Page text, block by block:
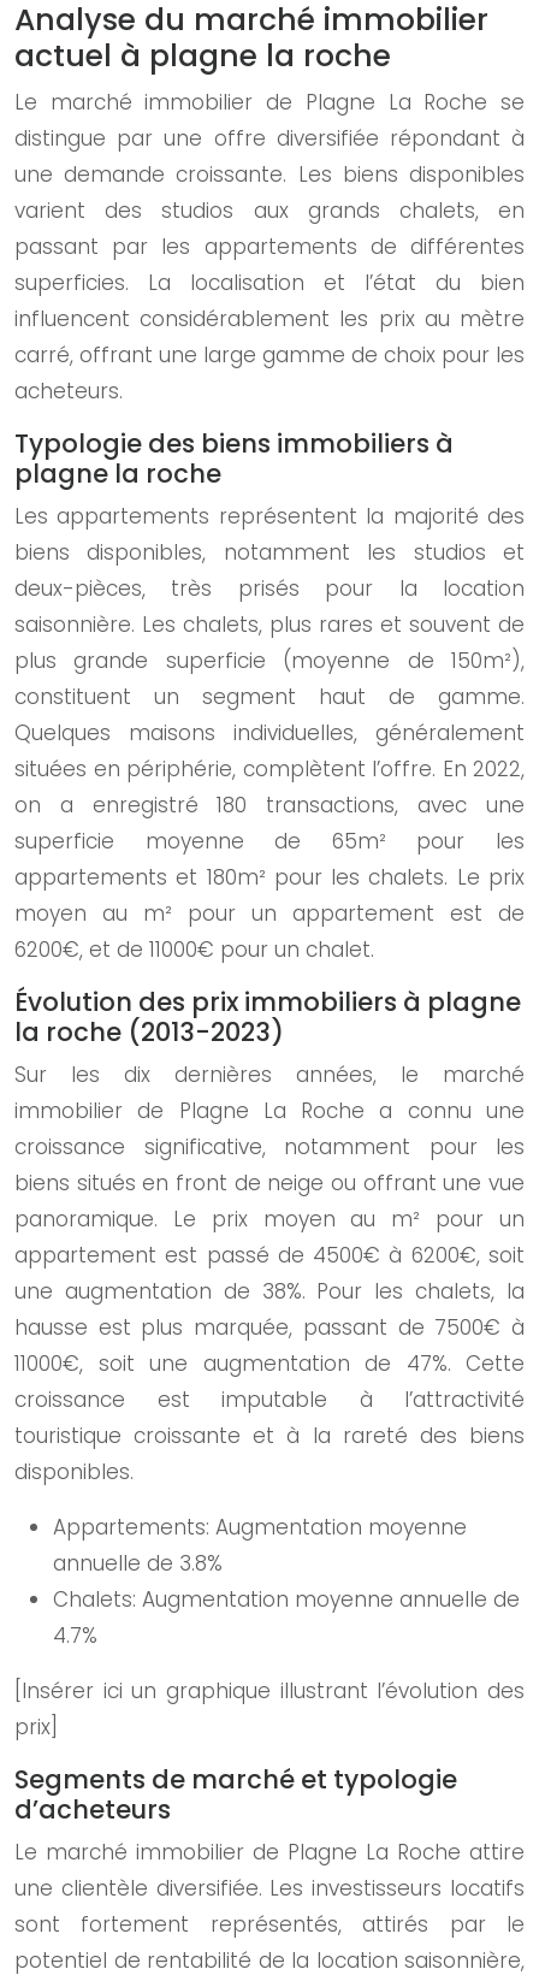
Analyse du marché immobilier
actuel à plagne la roche
Le marché immobilier de Plagne La Roche se
distingue par une offre diversifiée répondant à
une demande croissante. Les biens disponibles
varient des studios aux grands chalets, en
passant par les appartements de différentes
superficies. La localisation et l’état du bien
influencent considérablement les prix au mètre
carré, offrant une large gamme de choix pour les
acheteurs.
Typologie des biens immobiliers à
plagne la roche
Les appartements représentent la majorité des
biens disponibles, notamment les studios et
deux-pièces, très prisés pour la location
saisonnière. Les chalets, plus rares et souvent de
plus grande superficie (moyenne de 150m²),
constituent un segment haut de gamme.
Quelques maisons individuelles, généralement
situées en périphérie, complètent l’offre. En 2022,
on a enregistré 180 transactions, avec une
superficie moyenne de 65m² pour les
appartements et 180m² pour les chalets. Le prix
moyen au m² pour un appartement est de
6200€, et de 11000€ pour un chalet.
Évolution des prix immobiliers à plagne
la roche (2013-2023)
Sur les dix dernières années, le marché
immobilier de Plagne La Roche a connu une
croissance significative, notamment pour les
biens situés en front de neige ou offrant une vue
panoramique. Le prix moyen au m² pour un
appartement est passé de 4500€ à 6200€, soit
une augmentation de 38%. Pour les chalets, la
hausse est plus marquée, passant de 7500€ à
11000€, soit une augmentation de 47%. Cette
croissance est imputable à l’attractivité
touristique croissante et à la rareté des biens
disponibles.
Appartements: Augmentation moyenne
annuelle de 3.8%
Chalets: Augmentation moyenne annuelle de
4.7%
[Insérer ici un graphique illustrant l’évolution des
prix]
Segments de marché et typologie
d’acheteurs
Le marché immobilier de Plagne La Roche attire
une clientèle diversifiée. Les investisseurs locatifs
sont fortement représentés, attirés par le
potentiel de rentabilité de la location saisonnière,